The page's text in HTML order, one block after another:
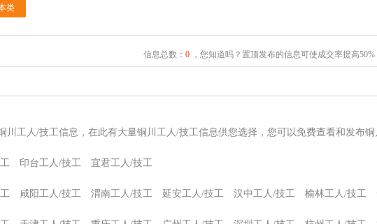
信息总数： 0，您知道吗？置顶发布的信息可使成交率提高50%
川工人/技工信息，在此有大量铜川工人/技工信息供您选择，您可以免费查看和发布铜
印台工人/技工 宜君工人/技工
咸阳工人/技工 渭南工人/技工 延安工人/技工 汉中工人/技工 榆林工人/技工